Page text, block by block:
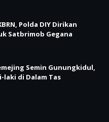
Polda DIY Dirikan
Satbrimob Gegana
Semin Gunungkidul,
laki di Dalam Tas